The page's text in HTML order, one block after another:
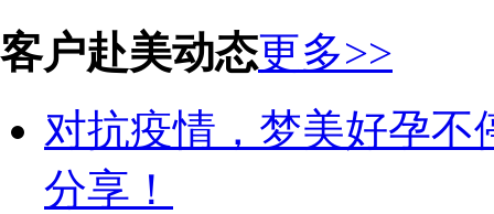
客户赴美动态更多>>
对抗疫情，梦美好孕
分享！